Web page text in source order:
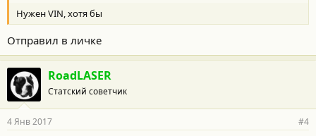
и
:
Нужен VIN, хотя бы
Отправил в личке
RoadLASER
Статский советчик
4 Янв 2017 #4